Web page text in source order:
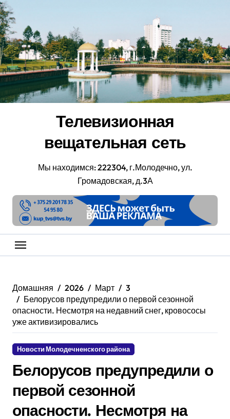
Перейти
к
содержанию
Телевизионная
вещательная сеть
Мы находимся: 222304, г.Молодечно, ул.
Громадовская, д.3А
Домашняя 2026 Март
3
Белорусов предупредили о первой сезонной
опасности. Несмотря на недавний снег, кровососы
уже активизировались
Новости Молодечненского района
Белорусов предупредили о
первой сезонной
опасности. Несмотря на